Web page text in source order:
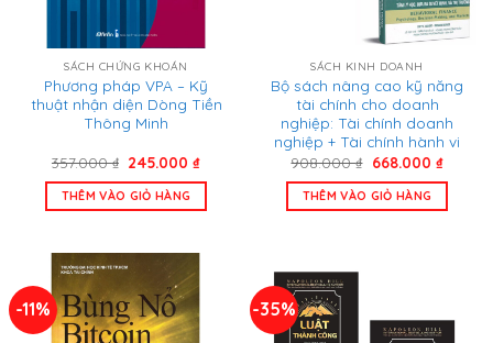
SÁCH CHỨNG KHOÁN
Phương pháp VPA – Kỹ
thuật nhận diện Dòng Tiền
Thông Minh
357.000₫ Giá
là:
357.000 ₫.
245.000₫Giá
tại
THÊM VÀO GIỎ HÀNG
SÁCH KINH DOANH
Bộ sách nâng cao kỹ năng
tài chính cho doanh
nghiệp: Tài chính doanh
nghiệp + Tài chính hành vi
908.000₫ Giá
là:
908.000 ₫.
668.000 ₫Giá
tại
THÊM VÀO GIỎ HÀNG
-11% -35%